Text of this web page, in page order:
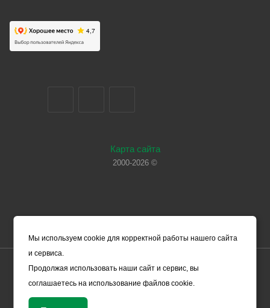
Карта сайта
2000-2026 ©
Цены, указанные на сайте, носят справочный характер и не
являются офертой (в соответствии со ст. 435 ГК РФ). Они могут
Мы используем cookie для корректной работы нашего сайта
и сервиса.
Продолжая использовать наши сайт и сервис, вы
соглашаетесь на использование файлов cookie.